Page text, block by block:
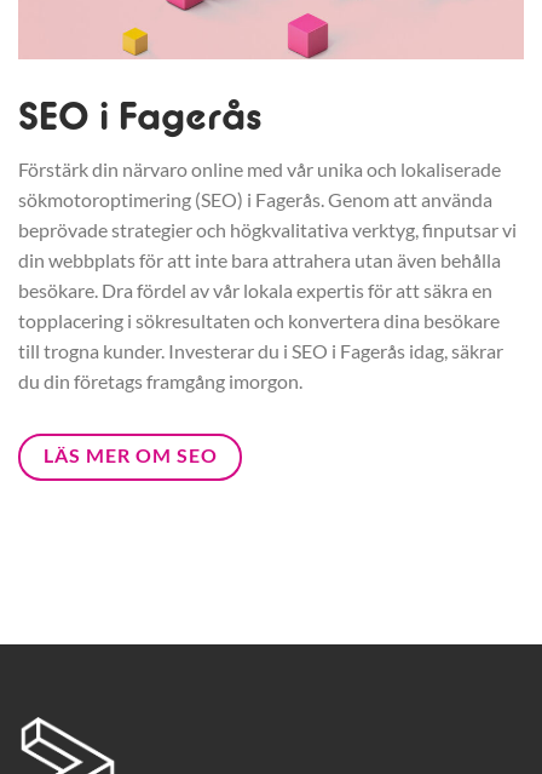
SEO i Fagerås
Förstärk din närvaro online med vår unika och lokaliserade
sökmotoroptimering (SEO) i Fagerås. Genom att använda
beprövade strategier och högkvalitativa verktyg, finputsar vi
din webbplats för att inte bara attrahera utan även behålla
besökare. Dra fördel av vår lokala expertis för att säkra en
topplacering i sökresultaten och konvertera dina besökare
till trogna kunder. Investerar du i SEO i Fagerås idag, säkrar
du din företags framgång imorgon.
LÄS MER OM SEO